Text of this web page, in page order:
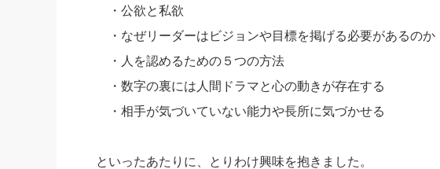
・公欲と私欲
・なぜリーダーはビジョンや目標を掲げる必要があるのか
・人を認めるための５つの方法
・数字の裏には人間ドラマと心の動きが存在する
・相手が気づいていない能力や長所に気づかせる
といったあたりに、とりわけ興味を抱きました。